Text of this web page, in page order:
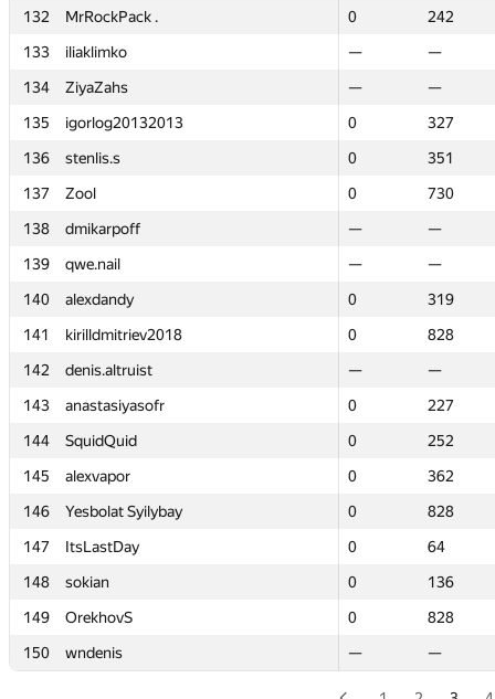
132
MrRockPack . 0
242
133
iliaklimko —
—
134
ZiyaZahs —
—
135
igorlog20132013 0
327
136
stenlis.s 0
351
137
Zool 0
730
138
dmikarpoff —
—
139
qwe.nail —
—
140
alexdandy 0
319
141
kirilldmitriev2018 0
828
142
denis.altruist —
—
143
anastasiyasofr 0
227
144
SquidQuid 0
252
145
alexvapor 0
362
146
Yesbolat Syilybay 0
828
147
ItsLastDay 0
64
148
sokian 0
136
149
OrekhovS 0
828
150
wndenis — —
132
MrRockPack . 0
242
133
iliaklimko —
—
134
ZiyaZahs —
—
135
igorlog20132013 0
327
136
stenlis.s 0
351
137
Zool 0
730
138
dmikarpoff —
—
139
qwe.nail —
—
140
alexdandy 0
319
141
kirilldmitriev2018 0
828
142
denis.altruist —
—
143
anastasiyasofr 0
227
144
SquidQuid 0
252
145
alexvapor 0
362
146
Yesbolat Syilybay 0
828
147
ItsLastDay 0
64
148
sokian 0
136
149
OrekhovS 0
828
150
wndenis — —